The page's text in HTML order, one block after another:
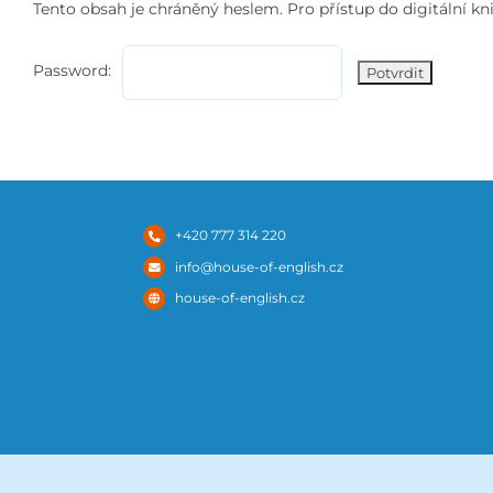
Tento obsah je chráněný heslem. Pro přístup do digitální
Password:
+420 777 314 220
info@house-of-english.cz
house-of-english.cz